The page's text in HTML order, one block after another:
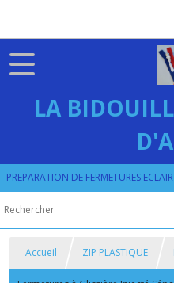
LA
PREPARATION DE FERMETURES
Accueil ZIP PLASTIQUE